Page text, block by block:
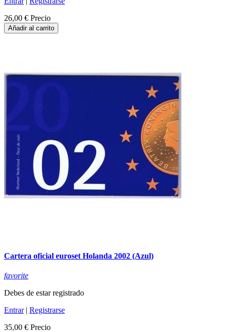
26,00 € Precio
Añadir al carrito
Cartera oficial euroset Holanda 2002 (Azul)
favorite
Debes de estar registrado
Entrar| Registrarse
35,00 € Precio